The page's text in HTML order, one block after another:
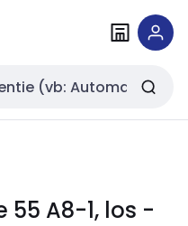
55 A8-1, los -